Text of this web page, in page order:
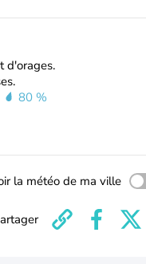
d'orages.
80 %
la météo de ma ville